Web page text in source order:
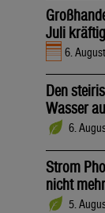
Juli
6.
Den
Wasser
6.
Strom
nicht
5.